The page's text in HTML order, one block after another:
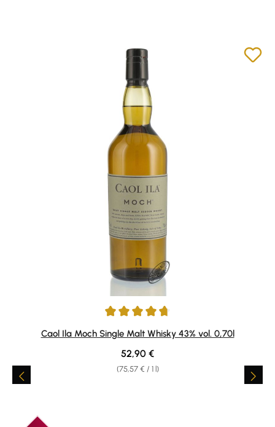
Average rating of 4.74 out of 5 stars
Caol Ila Moch Single Malt Whisky 43% vol. 0,70l
(75,57 € / 1 l)
Regular price:
52,90 €